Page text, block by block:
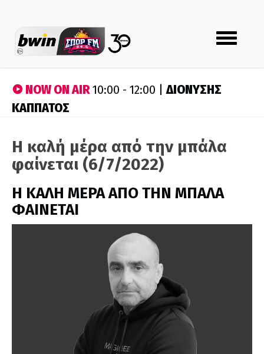
Toggle
navigation
NOW ON AIR10:00 - 12:00 |ΔΙΟΝΥΣΗΣ
ΚΑΠΠΑΤΟΣ
Η καλή μέρα από την μπάλα
φαίνεται (6/7/2022)
H ΚΑΛΗ ΜΕΡΑ ΑΠΟ ΤΗΝ ΜΠΑΛΑ
ΦΑΙΝΕΤΑΙ